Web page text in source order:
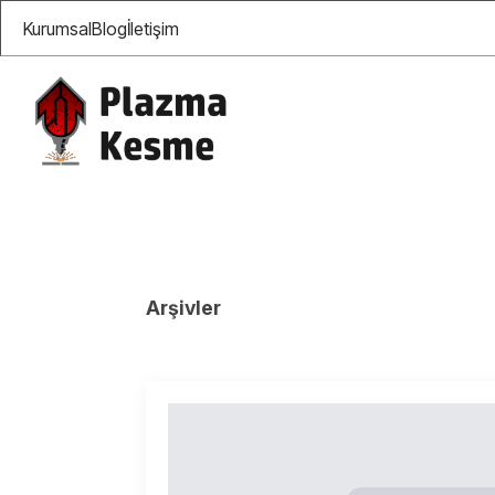
KurumsalBlogİletişim
Arşivler